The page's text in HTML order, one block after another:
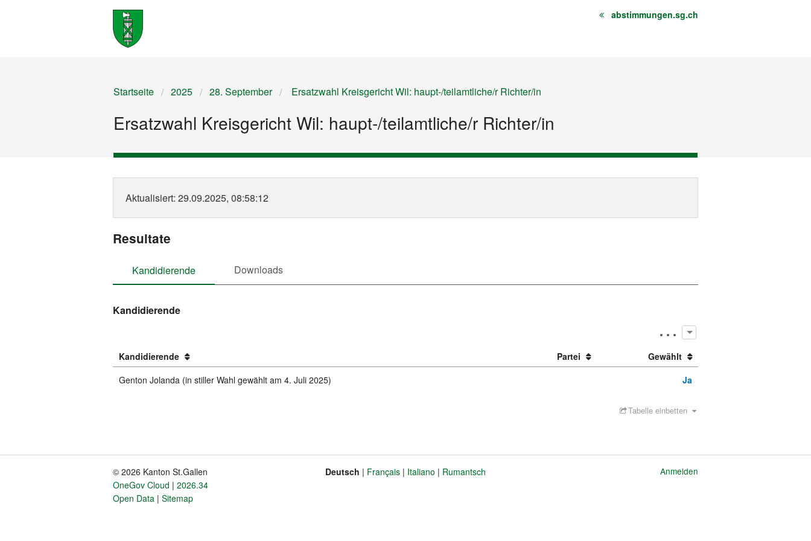
abstimmungen.sg.ch
Startseite 2025 28. September Ersatzwahl Kreisgericht Wil: haupt-/teilamtliche/r Richter/in
Ersatzwahl Kreisgericht Wil: haupt-/teilamtliche/r Richter/in
Aktualisiert: 29.09.2025, 08:58:12
Resultate
Kandidierende Downloads
Kandidierende
Kandidierende Partei
Gewählt
Genton Jolanda (in stiller Wahl gewählt am 4. Juli 2025)
Ja
Tabelle einbetten
Sprache
Deutsch Français Italiano Rumantsch
© 2026 Kanton St.Gallen
OneGov Cloud
2026.34
Open Data Sitemap
Anmelden